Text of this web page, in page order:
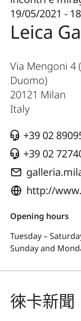
19/05/2021 -
Leica
Via Mengoni 4
Duomo)
20121 Milan
Italy
+39 02
+39 02
http://
Opening hours
Tuesday –
Sunday and
徠卡新聞